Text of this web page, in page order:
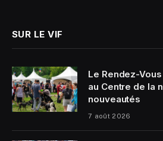
SUR LE VIF
Le Rendez-
au Centre de la
nouveautés
7 août 2026